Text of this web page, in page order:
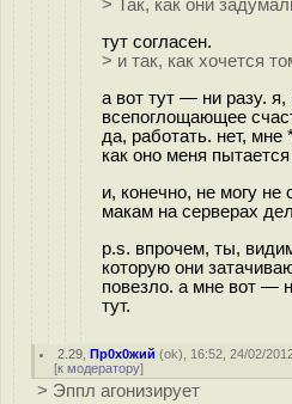
> Так, как они
тут согласен.
> и так, как хочется
а вот тут — ни разу.
всепоглощающее
да, работать. нет, мне
как оно меня пытается
и, конечно, не могу не
макам на серверах
p.s. впрочем, ты,
которую они
повезло. а мне вот —
тут.
2.29 ,Пр0х0жий (ok), 16:52, 24/02/
[к модератору]
> Эппл агонизирует